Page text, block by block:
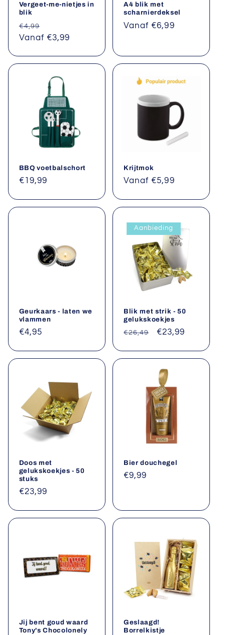
Vergeet-me-nietjes in
blik
Normale
prijs
€4,99
Vanaf €3,99
A4 blik met
scharnierdeksel
Normale
Vanaf €6,99
BBQ voetbalschort
Normale
€19,99
Krijtmok
Normale
Vanaf €5,99
Geurkaars - laten we
vlammen
Normale
€4,95
Aanbieding
Blik met strik - 50
gelukskoekjes
Normale
€26,49 €23,99
Doos met
gelukskoekjes - 50
stuks
Normale
€23,99
Bier douchegel
Normale
€9,99
Jij bent goud waard
Tony's Chocolonely
Geslaagd!
Borrelkistje